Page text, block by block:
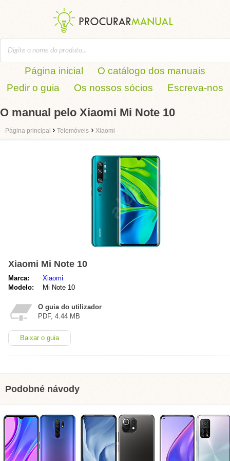
Página inicial
O catálogo dos manuais
Pedir o guia
Os nossos sócios Escreva-nos
O manual pelo Xiaomi Mi Note 10
Página principal › Telemóveis › Xiaomi
Xiaomi Mi Note 10
Marca:
Xiaomi
Modelo:
Mi Note 10
O guia do utilizador
PDF, 4.44 MB
Baixar o guia
Podobné návody